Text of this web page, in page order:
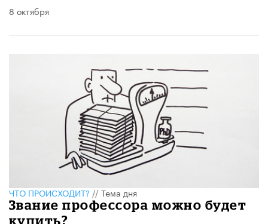
8 октября
ЧТО ПРОИСХОДИТ?//Тема дня
Звание профессора можно будет
купить?